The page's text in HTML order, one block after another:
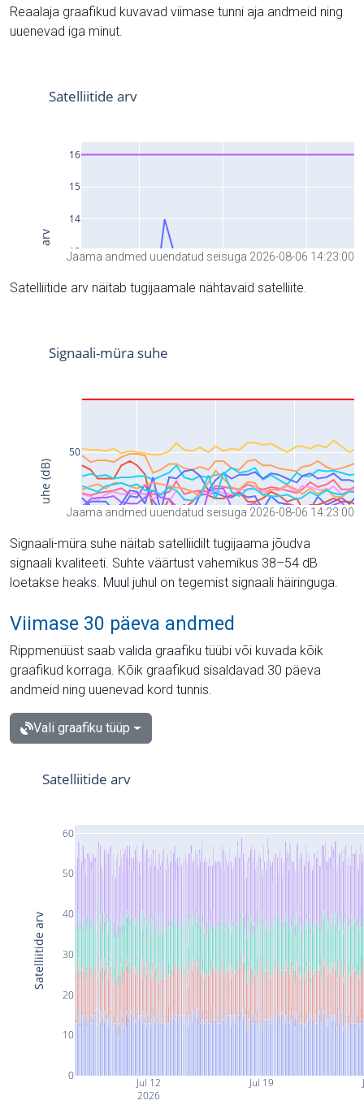
Reaalaja graafikud kuvavad viimase tunni aja andmeid ning
uuenevad iga minut.
Jaama andmed uuendatud seisuga 2026-08-06 14:23:00
Satelliitide arv näitab tugijaamale nähtavaid satelliite.
Jaama andmed uuendatud seisuga 2026-08-06 14:23:00
Signaali-müra suhe näitab satelliidilt tugijaama jõudva
signaali kvaliteeti. Suhte väärtust vahemikus 38–54 dB
loetakse heaks. Muul juhul on tegemist signaali häiringuga.
Viimase 30 päeva andmed
Rippmenüüst saab valida graafiku tüübi või kuvada kõik
graafikud korraga. Kõik graafikud sisaldavad 30 päeva
andmeid ning uuenevad kord tunnis.
Vali graafiku tüüp
Jul 12
2026
Jul 19
0
10
20
30
40
50
60
Satelliitide arv
Satelliitide arv